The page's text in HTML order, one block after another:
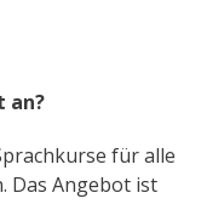
an?
für alle
Das Angebot ist